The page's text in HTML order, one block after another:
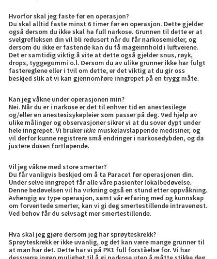
Hvorfor skal jeg faste før en operasjon?
Du skal alltid faste minst 6 timer før en operasjon. Dette gjelder
også dersom du ikke skal ha full narkose. Grunnen til dette er at
svelgrefleksen din vil bli redusert når du får narkosemidler, og
dersom du ikke er fastende kan du få mageinnhold i luftveiene.
Det er samtidig viktig å vite at dette også gjelder snus, røyk,
drops, tyggegummi o.l. Dersom du av ulike grunner ikke har fulgt
fastereglene eller i tvil om dette, er det viktig at du gir oss
beskjed slik at vi kan gjennomføre inngrepet på en trygg måte.
Kan jeg våkne under operasjonen min?
Nei. Når du er i narkose er det til enhver tid en anestesilege
og/eller en anestesisykepleier som passer på deg. Ved hjelp av
ulike målinger og observasjoner sikrer vi at du sover dypt under
hele inngrepet. Vi brukerikke muskelavslappende medisiner, og
vil derfor kunne registrere små endringer i narkosedybden, og da
justere dosen fortløpende.
Vil jeg våkne med store smerter?
Du får vanligvis beskjed om å ta Paracet før operasjonen din.
Under selve inngrepet får alle våre pasienter lokalbedøvelse.
Denne bedøvelsen vil ha virkning også en stund etter oppvåkning.
Avhengig av type operasjon, samt vår erfaring med og kunnskap
om forventede smerter, kan vi gi deg smertestillende intravenøst.
Ved behov får du selvsagt mer smertestillende.
Hva skal jeg gjøre dersom jeg har sprøyteskrekk?
Sprøyteskrekk er ikke uvanlig, og det kan være mange grunner til
at man har det. Dette har vi på PK1 full forståelse for. Vi har